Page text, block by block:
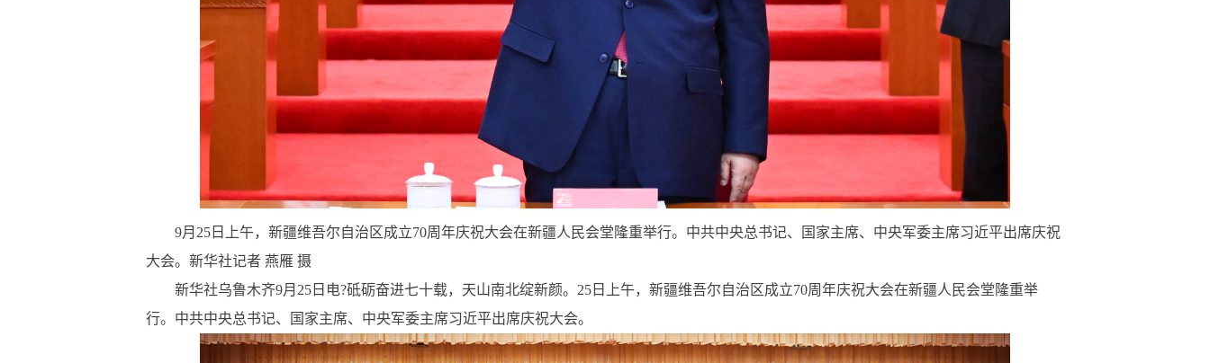
9月25日上午，新疆维吾尔自治区成立70周年庆祝大会在新疆人民会堂隆重举行。中共中央总书记、国家主席、中央军委主席习近平出席庆祝
大会。新华社记者 燕雁 摄
新华社乌鲁木齐9月25日电?砥砺奋进七十载，天山南北绽新颜。25日上午，新疆维吾尔自治区成立70周年庆祝大会在新疆人民会堂隆重举
行。中共中央总书记、国家主席、中央军委主席习近平出席庆祝大会。